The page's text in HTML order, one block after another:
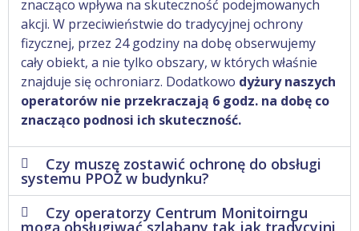
znacząco wpływa na skuteczność podejmowanych
akcji. W przeciwieństwie do tradycyjnej ochrony
fizycznej, przez 24 godziny na dobę obserwujemy
cały obiekt, a nie tylko obszary, w których właśnie
znajduje się ochroniarz. Dodatkowo dyżury naszych
operatorów nie przekraczają 6 godz. na dobę co
znacząco podnosi ich skuteczność.
Czy muszę zostawić ochronę do obsługi
systemu PPOŻ w budynku?
Czy operatorzy Centrum Monitoirngu